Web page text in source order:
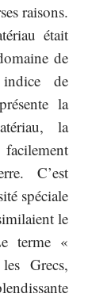
raisons.
était
de
de
la
la
C’est
spéciale
le
terme «
Grecs,